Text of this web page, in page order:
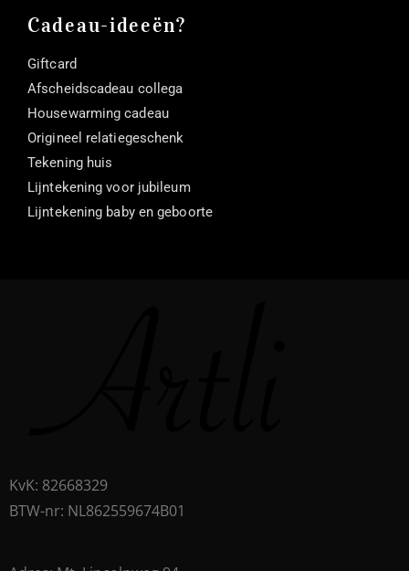
Cadeau-ideeën?
Giftcard
Afscheidscadeau collega
Housewarming cadeau
Origineel relatiegeschenk
Tekening huis
Lijntekening voor jubileum
Lijntekening baby en geboorte
KvK: 82668329​
BTW-nr: NL862559674B01​